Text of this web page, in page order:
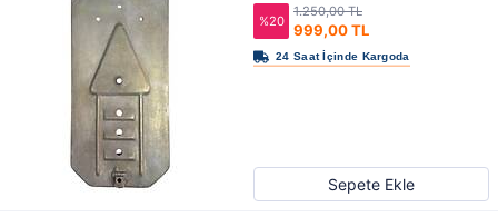
%20 999,00 TL
1.250,00 TL
Sepete Ekle